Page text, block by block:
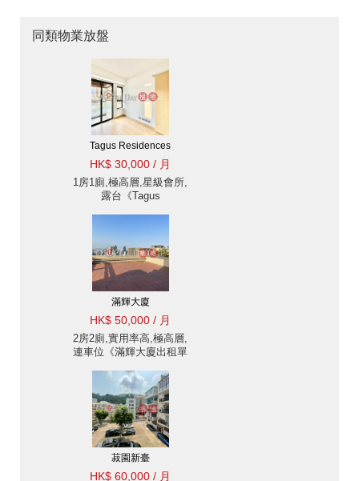
同類物業放盤
Tagus Residences
HK$ 30,000 / 月
1房1廁,極高層,星級會所,
露台《Tagus
滿輝大廈
HK$ 50,000 / 月
2房2廁,實用率高,極高層,
連車位《滿輝大廈出租單
菽園新臺
HK$ 60,000 / 月